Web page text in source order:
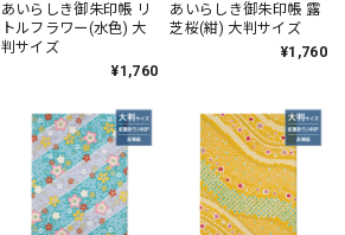
あいらしき御朱印帳 リ
トルフラワー(水色) 大
判サイズ
¥1,760
あいらしき御朱印帳 露
芝桜(紺) 大判サイズ
¥1,760